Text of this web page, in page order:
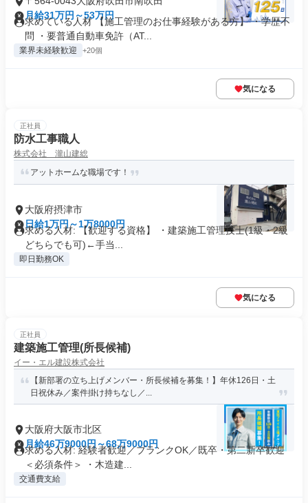
月給31万円～53万円
求めている人材 【施工管理のお仕事経験がある方】 ・学歴不
問 ・要普通自動車免許（AT...
業界未経験歓迎 +20個
気になる
正社員
防水工事職人
株式会社 瀧山建総
アットホームな職場です！
大阪府摂津市
日給1万円～1万8000円
求める人材: 【歓迎する資格】 ・建築施工管理技士(1級・2級
どちらでも可)←手当...
即日勤務OK
気になる
正社員
建築施工管理(所長候補)
イー・エル建設株式会社
【新部署の立ち上げメンバー・所長候補を募集！】年休126日・土
日祝休み／案件掛け持ちなし／...
大阪府大阪市北区
月給46万9000円～68万9000円
求める人材: 経験者歓迎／ブランクOK／既卒・第二新卒歓迎
＜必須条件＞ ・木造建...
交通費支給